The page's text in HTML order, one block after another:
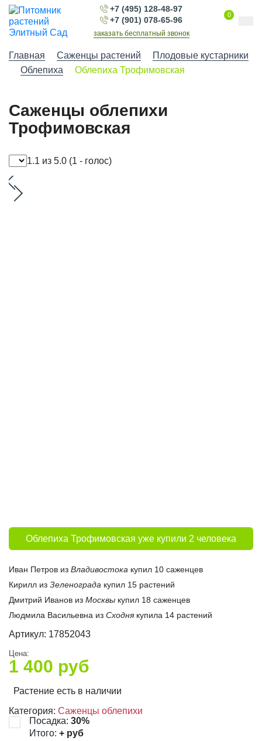
+7 (495) 128-48-97
+7 (901) 078-65-96
заказать бесплатный звонок
0
Главная Саженцы растений
Плодовые кустарники
Облепиха
Облепиха Трофимовская
Саженцы облепихи
Трофимовская
1.1 из 5.0 (1 - голос)
Облепиха Трофимовская уже купили 2 человека
Иван Петров из Владивостока купил 10 саженцев
Кирилл из Зеленограда купил 15 растений
Дмитрий Иванов из Москвы купил 18 саженцев
Людмила Васильевна из Сходня купила 14 растений
Артикул: 17852043
Цена:
1 400 руб
Растение есть в наличии
Категория: Саженцы облепихи
Посадка: 30%
Итого: + руб